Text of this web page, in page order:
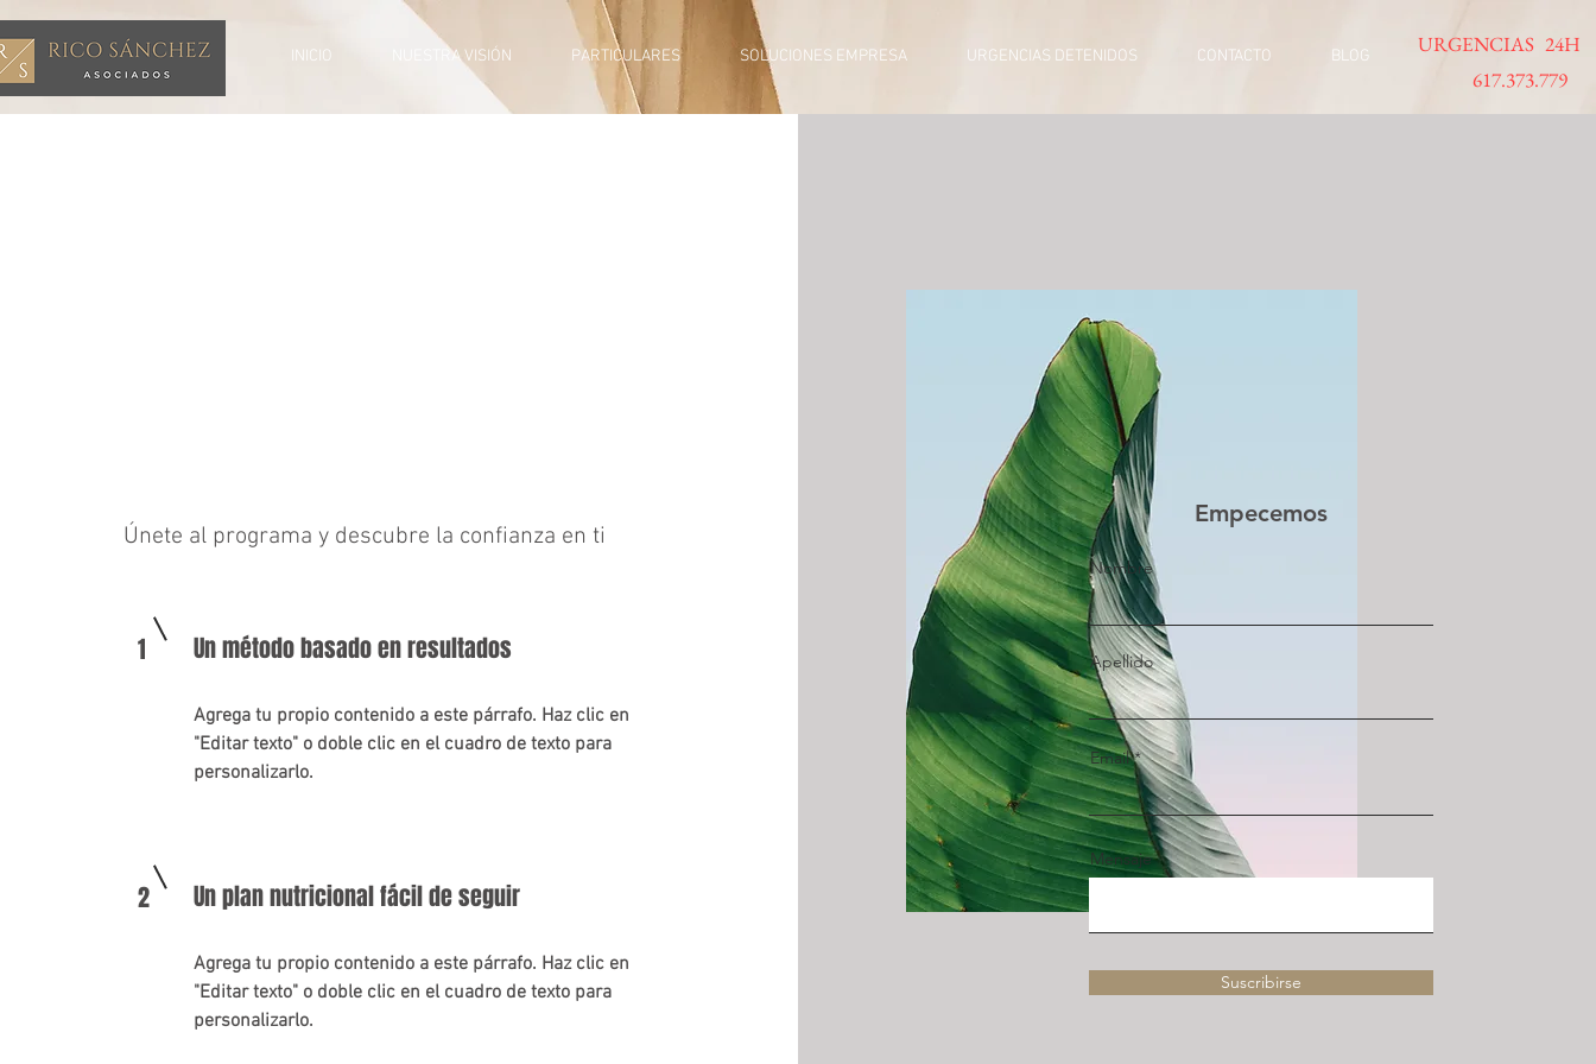
INICIO NUESTRA VISIÓN PARTICULARES SOLUCIONES EMPRESA URGENCIAS DETENIDOS CONTACTO BLOG
URGENCIAS 24H
617.373.779
Únete al programa y descubre la confianza en ti
1 Un método basado en resultados
Agrega tu propio contenido a este párrafo. Haz clic en
"Editar texto" o doble clic en el cuadro de texto para
personalizarlo.
2 Un plan nutricional fácil de seguir
Agrega tu propio contenido a este párrafo. Haz clic en
"Editar texto" o doble clic en el cuadro de texto para
personalizarlo.
Empecemos
Nombre
Apellido
Email
Mensaje
Suscribirse